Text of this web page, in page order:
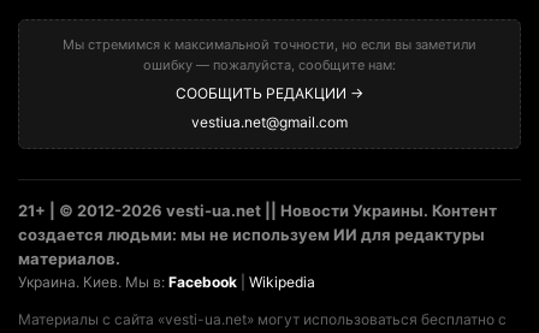
Мы стремимся к максимальной точности, но если вы заметили
ошибку — пожалуйста, сообщите нам:
СООБЩИТЬ РЕДАКЦИИ →
vestiua.net@gmail.com
21+ | © 2012-2026 vesti-ua.net || Новости Украины. Контент
создается людьми: мы не используем ИИ для редактуры
материалов.
Украина. Киев. Мы в: Facebook Wikipedia
Материалы с сайта «vesti-ua.net» могут использоваться бесплатно с